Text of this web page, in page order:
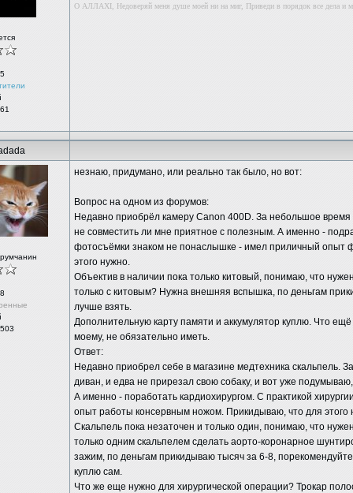
О АЛЛАХI, Недоверяй меня душе моей ни на миг, Приведи в порядок все дела и
незнаю, придумано, или реально так было, но вот:
Вопрос на одном из форумов:
Недавно приобрёл камеру Canon 400D. За небольшое
не совместить ли мне приятное с полезным. А именно -
фотосъёмки знаком не понаслышке - имел приличный опыт
этого нужно.
Объектив в наличии пока только китовый, понимаю, что
только с китовым? Нужна внешняя вспышка, по деньгам
лучше взять.
Дополнительную карту памяти и аккумулятор куплю. Что
моему, не обязательно иметь.
Ответ:
Недавно приобрел себе в магазине медтехника скальпель.
диван, и едва не прирезал свою собаку, и вот уже
А именно - поработать кардиохирургом. С практикой
опыт работы консервным ножом. Прикидываю, что для этого
Скальпель пока незаточен и только один, понимаю, что
только одним скальпелем сделать аорто-коронарное
зажим, по деньгам прикидываю тысяч за 6-8,
куплю сам.
Что же еще нужно для хирургической операции? Трокар